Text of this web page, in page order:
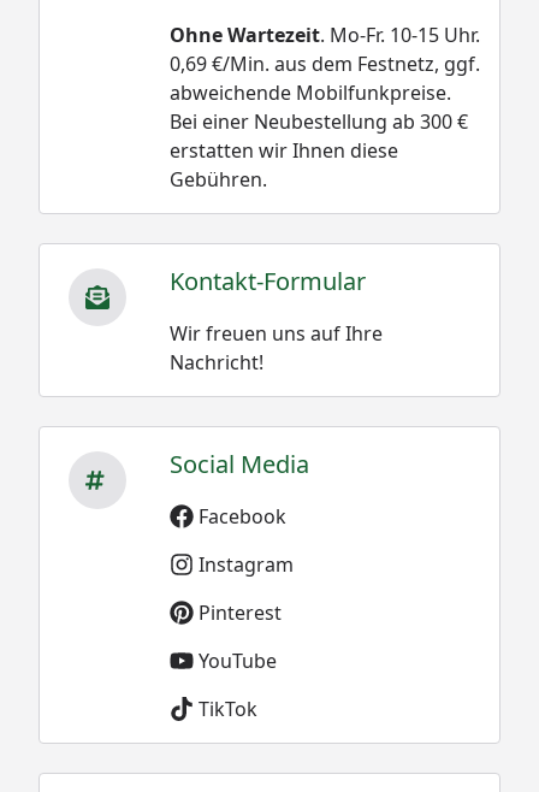
Ohne Wartezeit. Mo-Fr. 10-15 Uhr.
0,69 €/Min. aus dem Festnetz, ggf.
abweichende Mobilfunkpreise.
Bei einer Neubestellung ab 300 €
erstatten wir Ihnen diese
Gebühren.
Kontakt-Formular
Wir freuen uns auf Ihre
Nachricht!
Social Media
Facebook
Instagram
Pinterest
YouTube
TikTok